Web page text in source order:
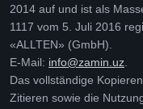
2014 auf und ist als
1117 vom 5. Juli 2016
«ALLTEN» (GmbH).
E-Mail: info@zamin.uz.
Das vollständige
Zitieren sowie die